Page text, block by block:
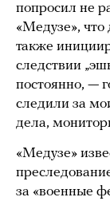
попросил не
«Медузе», что
также
следствии
постоянно, —
следили за
дела,
«Медузе»
за «военные